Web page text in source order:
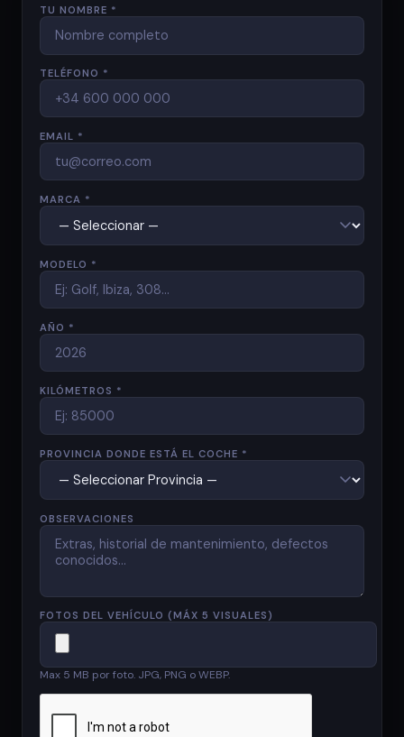
TU NOMBRE *
TELÉFONO *
EMAIL *
MARCA *
MODELO *
AÑO *
KILÓMETROS *
PROVINCIA DONDE ESTÁ EL COCHE *
OBSERVACIONES
FOTOS DEL VEHÍCULO (MÁX 5 VISUALES)
Max 5 MB por foto. JPG, PNG o WEBP.